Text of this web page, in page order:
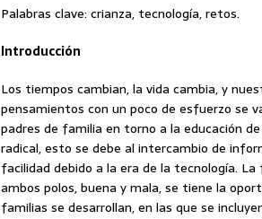
Palabras clave: crianza, tecnología, retos.
Introducción
Los tiempos cambian, la vida cambia, y
pensamientos con un poco de esfuerzo se
padres de familia en torno a la educación
radical, esto se debe al intercambio de
facilidad debido a la era de la tecnología.
ambos polos, buena y mala, se tiene la
familias se desarrollan, en las que se